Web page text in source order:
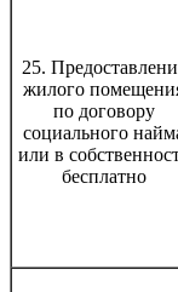
25.
жилого
по договору
социального
или в
бесплатно